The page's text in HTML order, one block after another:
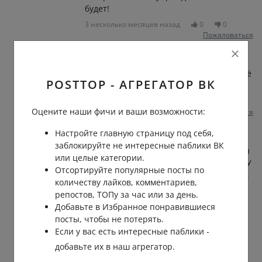
будет!
3 несколько месяцев назад 0
0
Пожаловаться
, тогда Дпс оборзеют и будет ещё
хуже
Пожаловаться
Данил Суханов
Сергей, я говорю про неоплату, если ты
живешь в Москве то это обычное дело. У
нас тут почти нет бесплатных парковок.
Штраф за не оплату 5000р для всех
кроме такси, для такси 50 тр! Едешь ты
забрать клиента а он стоит вдоль
тротуара где парковка платная, надо
остановиться зайти в приложение и
найти эту парковку, с учетом плохого
POSTTOP - АГРЕГАТОР ВК
Оцените наши фичи и ваши возможности:
Настройте главную страницу под себя,
заблокируйте не интересные паблики ВК
или целые категории.
Отсортируйте популярные посты по
количеству лайков, комментариев,
репостов, ТОПу за час или за день.
Добавьте в Избранное понравившиеся
посты, чтобы не потерять.
Если у вас есть интересные паблики -
добавьте их в наш агрегатор.